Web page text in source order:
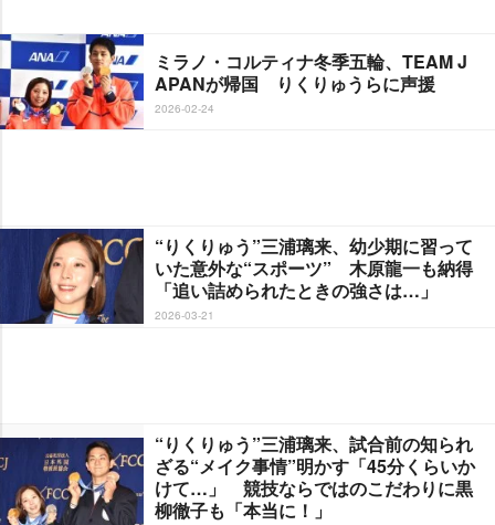
ミラノ・コルティナ冬季五輪、TEAM J
APANが帰国 りくりゅうらに声援
2026-02-24
“りくりゅう”三浦璃来、幼少期に習って
いた意外な“スポーツ” 木原龍一も納得
「追い詰められたときの強さは…」
2026-03-21
“りくりゅう”三浦璃来、試合前の知られ
ざる“メイク事情”明かす「45分くらいか
けて…」 競技ならではのこだわりに黒
柳徹子も「本当に！」